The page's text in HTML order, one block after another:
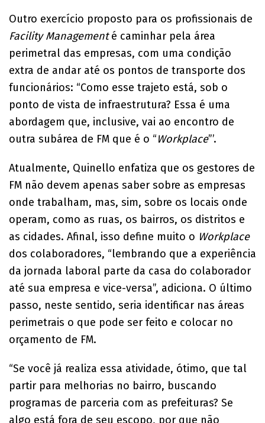
Outro exercício proposto para os profissionais de
Facility Managementé caminhar pela área
perimetral das empresas, com uma condição
extra de andar até os pontos de transporte dos
funcionários: “Como esse trajeto está, sob o
ponto de vista de infraestrutura? Essa é uma
abordagem que, inclusive, vai ao encontro de
outra subárea de FM que é o “Workplace”’.
Atualmente, Quinello enfatiza que os gestores de
FM não devem apenas saber sobre as empresas
onde trabalham, mas, sim, sobre os locais onde
operam, como as ruas, os bairros, os distritos e
as cidades. Afinal, isso define muito o Workplace
dos colaboradores, “lembrando que a experiência
da jornada laboral parte da casa do colaborador
até sua empresa e vice-versa”, adiciona. O último
passo, neste sentido, seria identificar nas áreas
perimetrais o que pode ser feito e colocar no
orçamento de FM.
“Se você já realiza essa atividade, ótimo, que tal
partir para melhorias no bairro, buscando
programas de parceria com as prefeituras? Se
algo está fora de seu escopo, por que não